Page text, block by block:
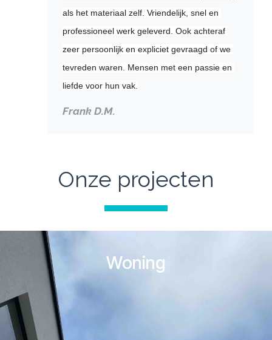
als het materiaal zelf. Vriendelijk, snel en
professioneel werk geleverd. Ook achteraf
zeer persoonlijk en expliciet gevraagd of we
tevreden waren. Mensen met een passie en
liefde voor hun vak.
Frank D.M.
Onze projecten
Woning